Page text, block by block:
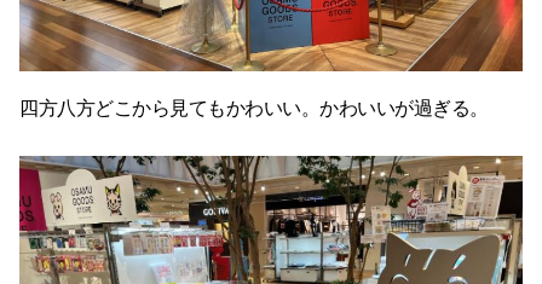
四方八方どこから見てもかわいい。かわいいが過ぎる。